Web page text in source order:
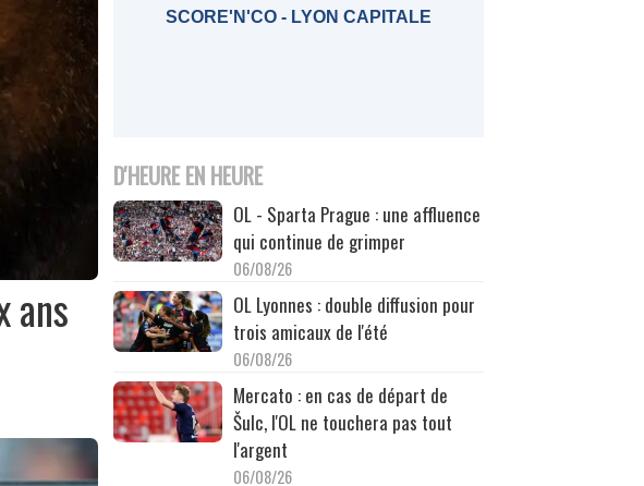
ans
SCORE'N'CO - LYON CAPITALE
D'HEURE EN HEURE
OL - Sparta Prague : une affluence
qui continue de grimper
06/08/26
OL Lyonnes : double diffusion pour
trois amicaux de l'été
06/08/26
Mercato : en cas de départ de
Šulc, l'OL ne touchera pas tout
l'argent
06/08/26